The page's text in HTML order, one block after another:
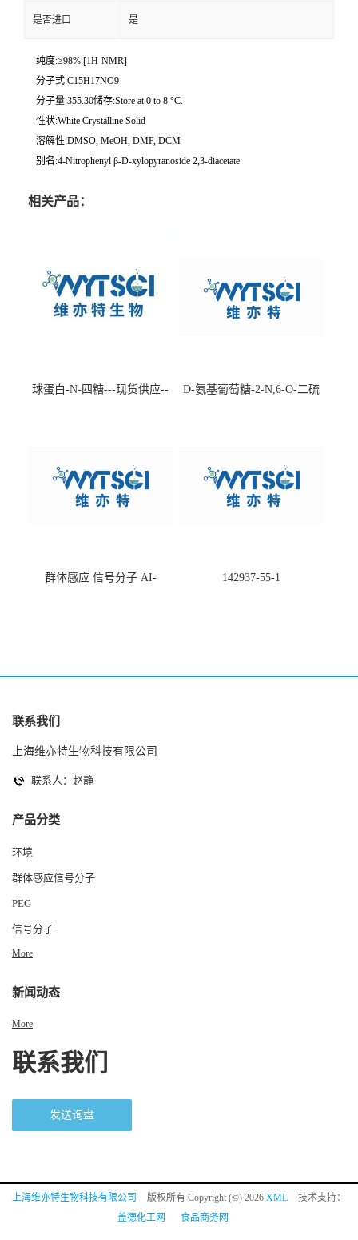
是否进口 是
纯度:≥98% [1H-NMR]
分子式:C15H17NO9
分子量:355.30储存:Store at 0 to 8 °C.
性状:White Crystalline Solid
溶解性:DMSO, MeOH, DMF, DCM
别名:4-Nitrophenyl β-D-xylopyranoside 2,3-diacetate
相关产品：
球蛋白-N-四糖---现货供应--
D-氨基葡萄糖-2-N,6-O-二硫
群体感应 信号分子 AI-
142937-55-1
联系我们
上海维亦特生物科技有限公司
联系人：赵静
产品分类
环境
群体感应信号分子
PEG
信号分子
More
新闻动态
More
联系我们
发送询盘
上海维亦特生物科技有限公司 版权所有 Copyright (©) 2026 XML
技术支持：
盖德化工网
食品商务网